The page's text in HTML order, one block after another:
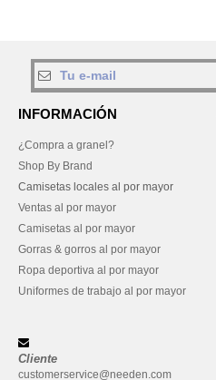
INFORMACIÓN
¿Compra a granel?
Shop By Brand
Camisetas locales al por mayor
Ventas al por mayor
Camisetas al por mayor
Gorras & gorros al por mayor
Ropa deportiva al por mayor
Uniformes de trabajo al por mayor
Cliente
customerservice@needen.com